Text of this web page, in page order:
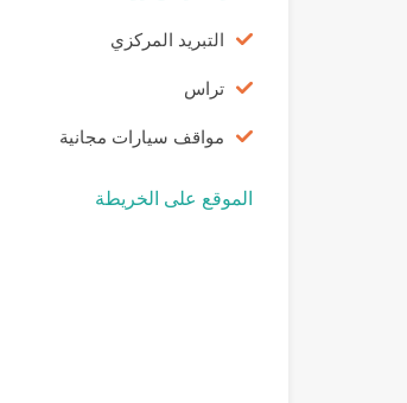
التبريد المركزي
تراس
مواقف سيارات مجانية
الموقع على الخريطة